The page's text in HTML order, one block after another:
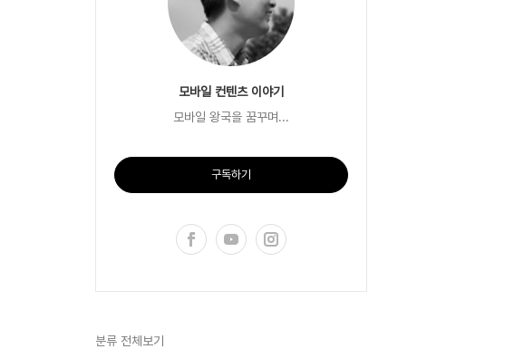
모바일 컨텐츠 이야기
모바일 왕국을 꿈꾸며...
구독하기
분류 전체보기